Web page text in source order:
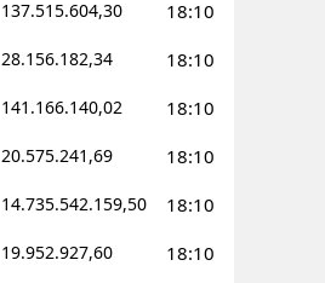
Batman
Şırnak
Bartın
Ardahan
Iğdır
Yalova
137.515.604,30 18:10
28.156.182,34 18:10
141.166.140,02 18:10
20.575.241,69 18:10
14.735.542.159,50 18:10
19.952.927,60 18:10